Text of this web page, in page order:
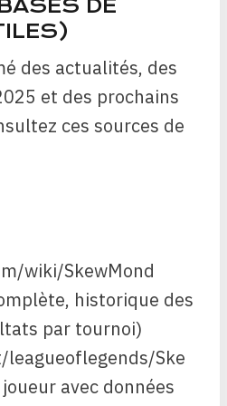
DE
des actualités, des
et des prochains
ces sources de
wiki/SkewMond
historique des
par tournoi)
Ske
avec données